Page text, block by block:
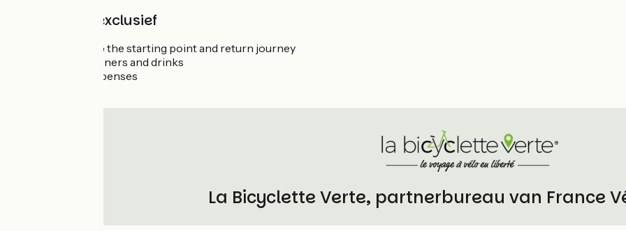
De prijs is exclusief
Transport to the starting point and return journey
Lunches, dinners and drinks
Personal expenses
La Bicyclette Verte, partnerbureau van France